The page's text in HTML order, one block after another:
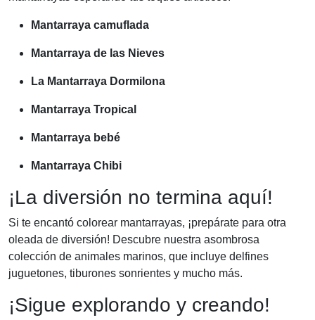
Mantarraya camuflada
Mantarraya de las Nieves
La Mantarraya Dormilona
Mantarraya Tropical
Mantarraya bebé
Mantarraya Chibi
¡La diversión no termina aquí!
Si te encantó colorear mantarrayas, ¡prepárate para otra
oleada de diversión! Descubre nuestra asombrosa
colección de animales marinos, que incluye delfines
juguetones, tiburones sonrientes y mucho más.
¡Sigue explorando y creando!